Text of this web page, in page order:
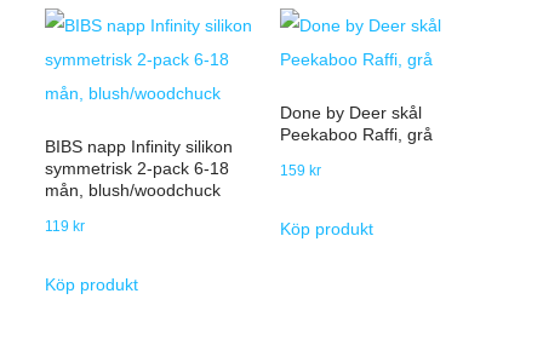
BIBS napp Infinity silikon
symmetrisk 2-pack 6-18
mån, blush/woodchuck
119 kr
Köp produkt
Done by Deer skål
Peekaboo Raffi, grå
159 kr
Köp produkt